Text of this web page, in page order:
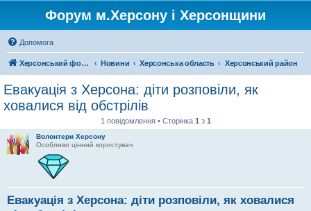
Форум м.Херсону і Херсонщини
Допомога
Херсонський форум Новини Херсонська область Херсонський район
Евакуація з Херсона: діти розповіли, як
ховалися від обстрілів
1 повідомлення • Сторінка 1 з 1
Волонтери Херсону
Особливо цінний користувач
Евакуація з Херсона: діти розповіли, як ховалися